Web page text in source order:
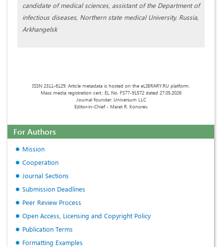
candidate of medical sciences, assistant of the Department of
infectious diseases, Northern state medical University, Russia,
Arkhangelsk
ISSN 2311-6129. Article metadata is hosted on the eLIBRARY.RU platform.
Mass media registration cert.: EL No. FS77-91572 dated 27.05.2026
Journal founder: Universum LLC
Editor-in-Chief - Marat R. Konorev.
For Authors
Mission
Cooperation
Journal Sections
Submission Deadlines
Peer Review Process
Open Access, Licensing and Copyright Policy
Publication Terms
Formatting Examples